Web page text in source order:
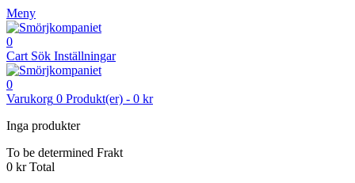
Meny
0
Cart Sök Inställningar
0
Varukorg 0 Produkt(er) - 0 kr
Inga produkter
To be determined Frakt
0 kr Total